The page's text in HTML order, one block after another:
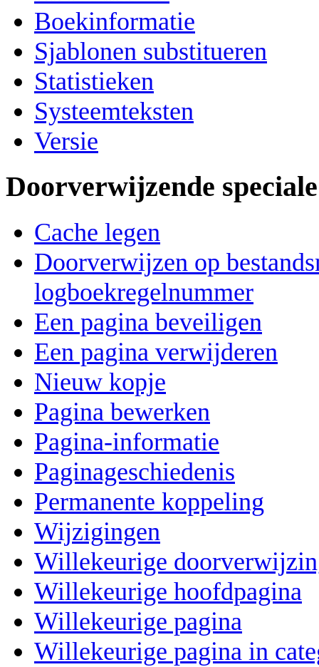
Boekinformatie
Sjablonen substitueren
Statistieken
Systeemteksten
Versie
Doorverwijzende
Cache legen
Doorverwijzen op
logboekregelnummer
Een pagina beveiligen
Een pagina verwijderen
Nieuw kopje
Pagina bewerken
Pagina-informatie
Paginageschiedenis
Permanente koppeling
Wijzigingen
Willekeurige
Willekeurige hoofdpagina
Willekeurige pagina
Willekeurige pagina in